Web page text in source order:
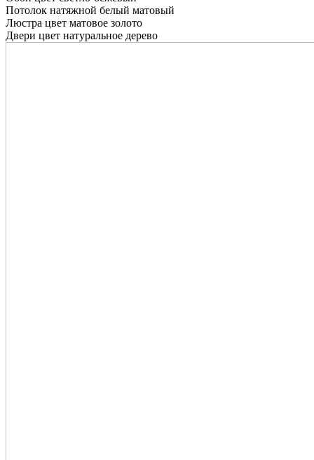
Потолок натяжной белый матовый
Люстра цвет матовое золото
Двери цвет натуральное дерево